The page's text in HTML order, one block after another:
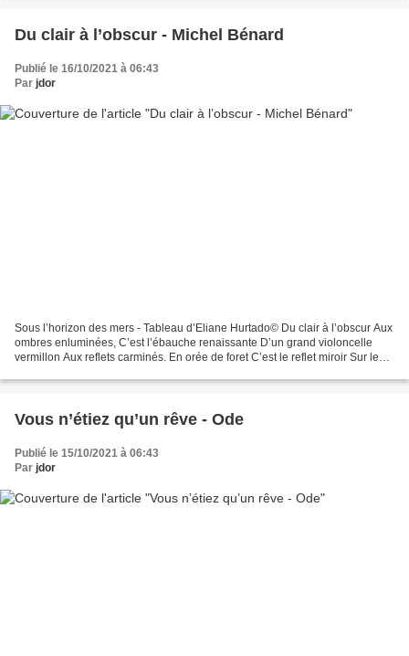
Du clair à l’obscur - Michel Bénard
Publié le 16/10/2021 à 06:43
Par jdor
Sous l’horizon des mers - Tableau d’Eliane Hurtado© Du clair à l’obscur Aux
ombres enluminées, C’est l’ébauche renaissante D’un grand violoncelle
vermillon Aux reflets carminés. En orée de foret C’est le reflet miroir Sur le
Vous n’étiez qu’un rêve - Ode
Publié le 15/10/2021 à 06:43
Par jdor